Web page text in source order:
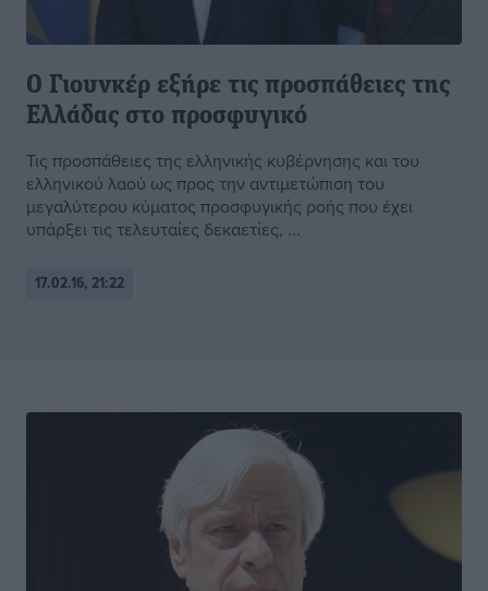
Ο Γιουνκέρ εξήρε τις προσπάθειες της
Ελλάδας στο προσφυγικό
Τις προσπάθειες της ελληνικής κυβέρνησης και του
ελληνικού λαού ως προς την αντιμετώπιση του
μεγαλύτερου κύματος προσφυγικής ροής που έχει
υπάρξει τις τελευταίες δεκαετίες, ...
17.02.16, 21:22